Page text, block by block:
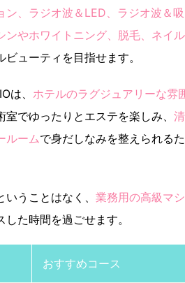
ン、ラジオ波＆LED、ラジオ波＆
ンやホワイトニング、脱毛、ネイル
ビューティを目指せます。
は、 ホテルのラグジュアリーな雰
室でゆったりとエステを楽しみ、
ルームで身だしなみを整えられる
うことはなく、 業務用の高級マ
した時間を過ごせます。
おすすめコース